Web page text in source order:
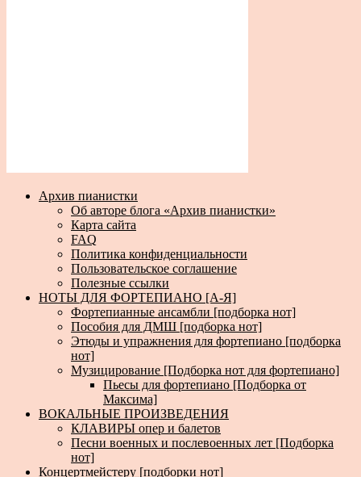
Архив пианистки
Об авторе блога «Архив пианистки»
Карта сайта
FAQ
Политика конфиденциальности
Пользовательское соглашение
Полезные ссылки
НОТЫ ДЛЯ ФОРТЕПИАНО [А-Я]
Фортепианные ансамбли [подборка нот]
Пособия для ДМШ [подборка нот]
Этюды и упражнения для фортепиано [подборка
нот]
Музицирование [Подборка нот для фортепиано]
Пьесы для фортепиано [Подборка от
Максима]
ВОКАЛЬНЫЕ ПРОИЗВЕДЕНИЯ
КЛАВИРЫ опер и балетов
Песни военных и послевоенных лет [Подборка
нот]
Концертмейстеру [подборки нот]